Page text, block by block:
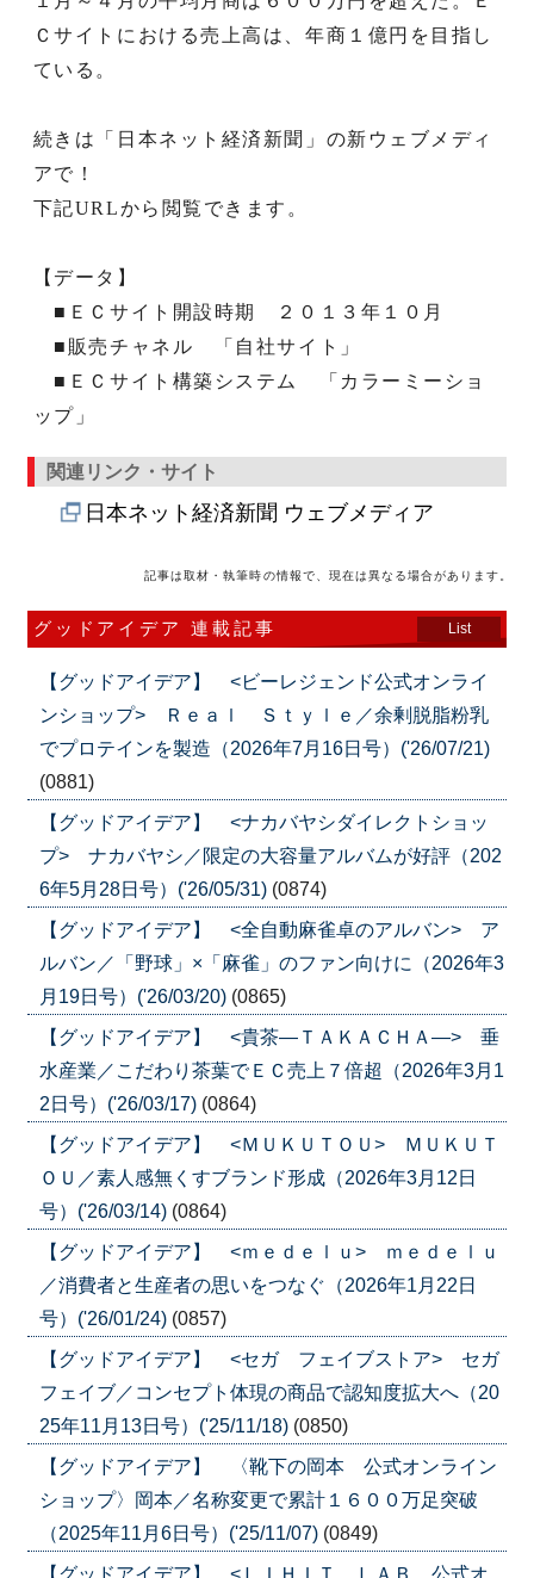
Ｃサイトにおける売上高は、年商１億円を目指し
ている。
続きは「日本ネット経済新聞」の新ウェブメディ
アで！
下記URLから閲覧できます。
【データ】
■ＥＣサイト開設時期 ２０１３年１０月
■販売チャネル 「自社サイト」
■ＥＣサイト構築システム 「カラーミーショ
ップ」
関連リンク・サイト
日本ネット経済新聞 ウェブメディア
記事は取材・執筆時の情報で、現在は異なる場合があります。
グッドアイデア 連載記事 List
【グッドアイデア】 <ビーレジェンド公式オンライ
ンショップ> Ｒｅａｌ Ｓｔｙｌｅ／余剰脱脂粉乳
でプロテインを製造（2026年7月16日号）('26/07/21)
(0881)
【グッドアイデア】 <ナカバヤシダイレクトショッ
プ> ナカバヤシ／限定の大容量アルバムが好評（202
6年5月28日号）('26/05/31) (0874)
【グッドアイデア】 <全自動麻雀卓のアルバン> ア
ルバン／「野球」×「麻雀」のファン向けに（2026年3
月19日号）('26/03/20) (0865)
【グッドアイデア】 <貴茶―ＴＡＫＡＣＨＡ―> 垂
水産業／こだわり茶葉でＥＣ売上７倍超（2026年3月1
2日号）('26/03/17) (0864)
【グッドアイデア】 <ＭＵＫＵＴＯＵ> ＭＵＫＵＴ
ＯＵ／素人感無くすブランド形成（2026年3月12日
号）('26/03/14) (0864)
【グッドアイデア】 <ｍｅｄｅｌｕ> ｍｅｄｅｌｕ
／消費者と生産者の思いをつなぐ（2026年1月22日
号）('26/01/24) (0857)
【グッドアイデア】 <セガ フェイブストア> セガ
フェイブ／コンセプト体現の商品で認知度拡大へ（20
25年11月13日号）('25/11/18) (0850)
【グッドアイデア】 〈靴下の岡本 公式オンライン
ショップ〉岡本／名称変更で累計１６００万足突破
（2025年11月6日号）('25/11/07) (0849)
【グッドアイデア】 <ＬＩＨＩＴ ＬＡＢ．公式オ